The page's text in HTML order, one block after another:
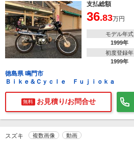
支払総額
36.83万円
モデル年式
1999年
初度登録年
1999年
徳島県 鳴門市
Ｂｉｋｅ＆Ｃｙｃｌｅ Ｆｕｊｉｏｋａ
無料 お見積り/お問合せ
スズキ 複数画像 動画